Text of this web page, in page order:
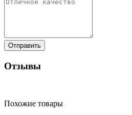
Отправить
Отзывы
Похожие товары